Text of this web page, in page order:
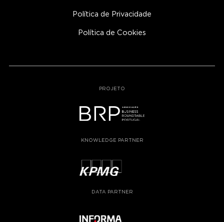
Política de Privacidade
Política de Cookies
PROJETO
KNOWLEDGE PARTNER
DATA PARTNER